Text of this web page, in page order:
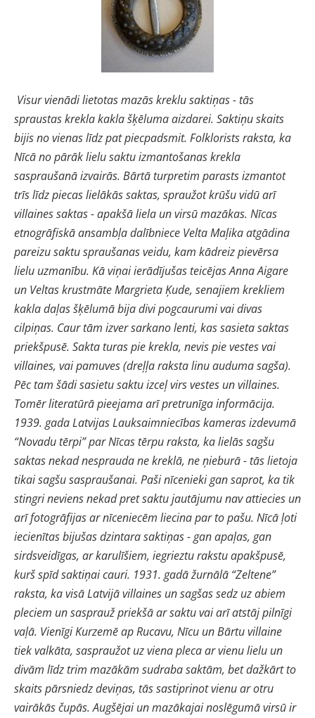
Visur vienādi lietotas mazās kreklu saktiņas - tās
spraustas krekla kakla šķēluma aizdarei. Saktiņu skaits
bijis no vienas līdz pat piecpadsmit. Folklorists raksta, ka
Nīcā no pārāk lielu saktu izmantošanas krekla
saspraušanā izvairās. Bārtā turpretim parasts izmantot
trīs līdz piecas lielākās saktas, spraužot krūšu vidū arī
villaines saktas - apakšā liela un virsū mazākas. Nīcas
etnogrāfiskā ansambļa dalībniece Velta Maļika atgādina
pareizu saktu spraušanas veidu, kam kādreiz pievērsa
lielu uzmanību. Kā viņai ierādījušas teicējas Anna Aigare
un Veltas krustmāte Margrieta Ķude, senajiem krekliem
kakla daļas šķēlumā bija divi pogcaurumi vai divas
cilpiņas. Caur tām izver sarkano lenti, kas sasieta saktas
priekšpusē. Sakta turas pie krekla, nevis pie vestes vai
villaines, vai pamuves (dreļļa raksta linu auduma sagša).
Pēc tam šādi sasietu saktu izceļ virs vestes un villaines.
Tomēr literatūrā pieejama arī pretrunīga informācija.
1939. gada Latvijas Lauksaimniecības kameras izdevumā
“Novadu tērpi” par Nīcas tērpu raksta, ka lielās sagšu
saktas nekad nesprauda ne kreklā, ne ņieburā - tās lietoja
tikai sagšu saspraušanai. Paši nīcenieki gan saprot, ka tik
stingri neviens nekad pret saktu jautājumu nav attiecies un
arī fotogrāfijas ar nīceniecēm liecina par to pašu. Nīcā ļoti
iecienītas bijušas dzintara saktiņas - gan apaļas, gan
sirdsveidīgas, ar karulīšiem, iegrieztu rakstu apakšpusē,
kurš spīd saktiņai cauri. 1931. gadā žurnālā “Zeltene”
raksta, ka visā Latvijā villaines un sagšas sedz uz abiem
pleciem un sasprauž priekšā ar saktu vai arī atstāj pilnīgi
vaļā. Vienīgi Kurzemē ap Rucavu, Nīcu un Bārtu villaine
tiek valkāta, saspraužot uz viena pleca ar vienu lielu un
divām līdz trim mazākām sudraba saktām, bet dažkārt to
skaits pārsniedz deviņas, tās sastiprinot vienu ar otru
vairākās čupās. Augšējai un mazākajai noslēgumā virsū ir